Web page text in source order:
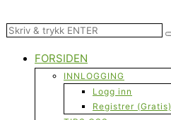
FORSIDEN
INNLOGGING
Logg inn
Registrer (Gratis)